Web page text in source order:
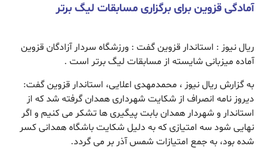
آمادگی قزوین برای برگزاری مسابقات لیگ برتر
ریال نیوز : استاندار قزوین گفت : ورزشگاه سردار آزادگان قزوین
آماده میزبانی شایسته از مسابقات لیگ برتر است .
به گزارش ریال نیوز ، محمدمهدی اعلایی، استاندار قزوین گفت:
دیروز نامه انصراف از شکایت شهرداری همدان گرفته شد که از
استاندار و شهردار همدان بابت پیگیری ها تشکر می کنیم و اگر
نهایی شود سه امتیازی که به‌ دلیل‌ شکایت باشگاه همدانی کسر
شده بود، به جمع امتیازات شمس آذر بر می گردد.